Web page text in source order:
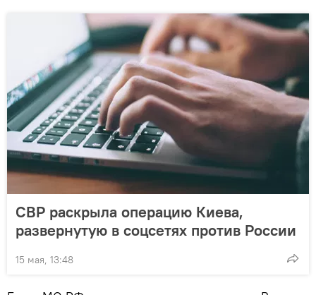
СВР раскрыла операцию Киева,
развернутую в соцсетях против России
15 мая, 13:48